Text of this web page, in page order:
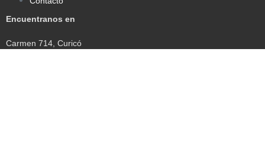
Encuentranos en
Carmen 714, Curicó